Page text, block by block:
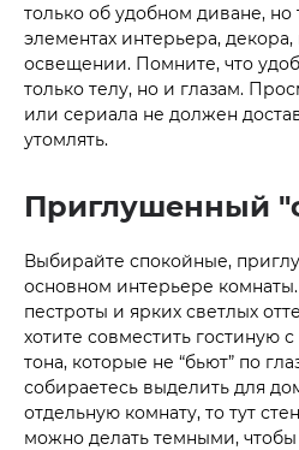
только об удобном диване, но
элементах интерьера,
освещении. Помните, что
только телу, но и глазам.
или сериала не должен
утомлять.
Приглушенный
Выбирайте спокойные,
основном интерьере
пестроты и ярких светлых
хотите совместить гостиную
тона, которые не “бьют” по
собираетесь выделить для
отдельную комнату, то тут
можно делать темными,